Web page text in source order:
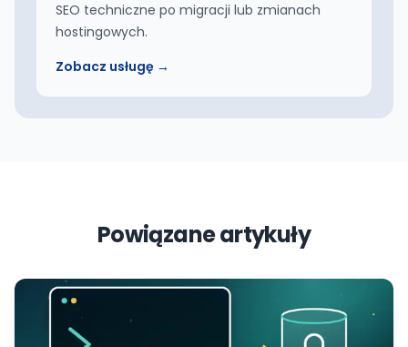
SEO techniczne po migracji lub zmianach
hostingowych.
Zobacz usługę →
Powiązane artykuły